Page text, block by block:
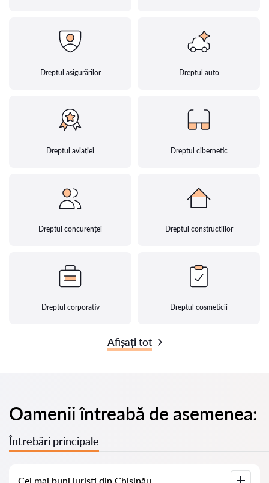
Dreptul asigurărilor Dreptul auto
Dreptul aviației Dreptul cibernetic
Dreptul concurenței Dreptul construcțiilor
Dreptul corporativ Dreptul cosmeticii
Afișați tot
Oamenii întreabă de asemenea:
Întrebări principale
Cei mai buni juriști din Chișinău